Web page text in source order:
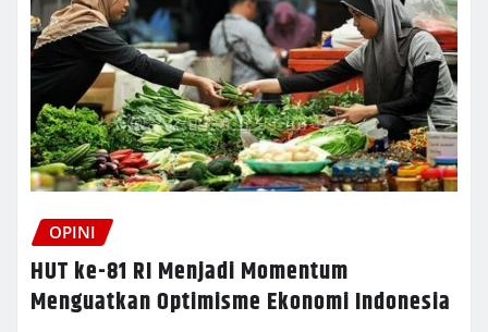
OPINI
HUT ke-81 RI Menjadi Momentum
Menguatkan Optimisme Ekonomi Indonesia